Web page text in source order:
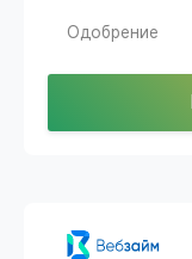
Одобрение